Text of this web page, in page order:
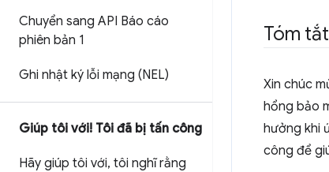
Chuyển sang API Báo cáo
phiên bản 1
Ghi nhật ký lỗi mạng (NEL)
Giúp tôi với! Tôi đã bị tấn công
Hãy giúp tôi với, tôi nghĩ rằng
Tóm tắt
Xin chúc
hổng bảo
hưởng khi
công để